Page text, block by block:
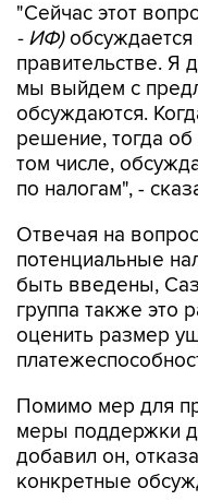
"Сейчас этот
- ИФ)обсуждается
правительстве. Я
мы выйдем с
обсуждаются.
решение, тогда об
том числе,
по налогам", -
Отвечая на
потенциальные
быть введены,
группа также это
оценить размер
Помимо мер для
меры поддержки
добавил он,
конкретные